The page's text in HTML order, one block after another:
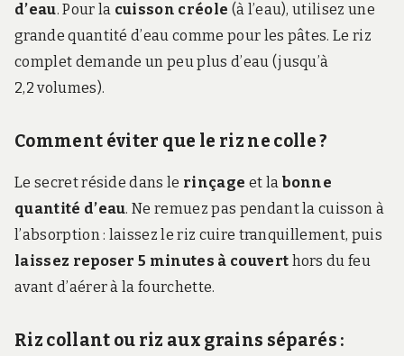
d’eau. Pour la cuisson créole (à l’eau), utilisez une
grande quantité d’eau comme pour les pâtes. Le riz
complet demande un peu plus d’eau (jusqu’à
2,2 volumes).
Comment éviter que le riz ne colle ?
Le secret réside dans le rinçage et la bonne
quantité d’eau. Ne remuez pas pendant la cuisson à
l’absorption : laissez le riz cuire tranquillement, puis
laissez reposer 5 minutes à couvert hors du feu
avant d’aérer à la fourchette.
Riz collant ou riz aux grains séparés :